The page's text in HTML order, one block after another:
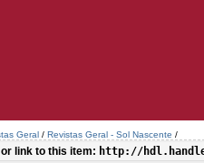
Geral / Revistas Geral - Sol Nascente /
link to this item: http://